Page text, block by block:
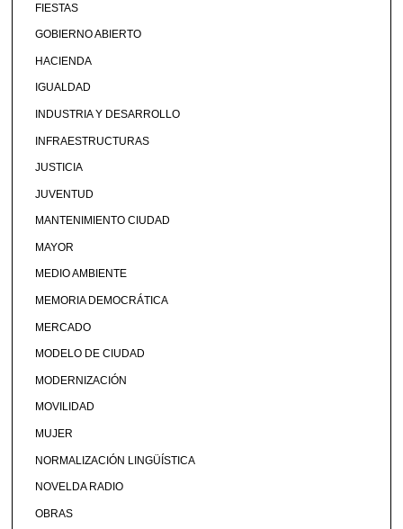
FIESTAS
GOBIERNO ABIERTO
HACIENDA
IGUALDAD
INDUSTRIA Y DESARROLLO
INFRAESTRUCTURAS
JUSTICIA
JUVENTUD
MANTENIMIENTO CIUDAD
MAYOR
MEDIO AMBIENTE
MEMORIA DEMOCRÁTICA
MERCADO
MODELO DE CIUDAD
MODERNIZACIÓN
MOVILIDAD
MUJER
NORMALIZACIÓN LINGÜÍSTICA
NOVELDA RADIO
OBRAS